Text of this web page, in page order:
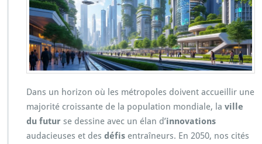
Dans un horizon où les métropoles doivent accueillir une
majorité croissante de la population mondiale, la ville
du futur se dessine avec un élan d’innovations
audacieuses et des défis entraîneurs. En 2050, nos cités